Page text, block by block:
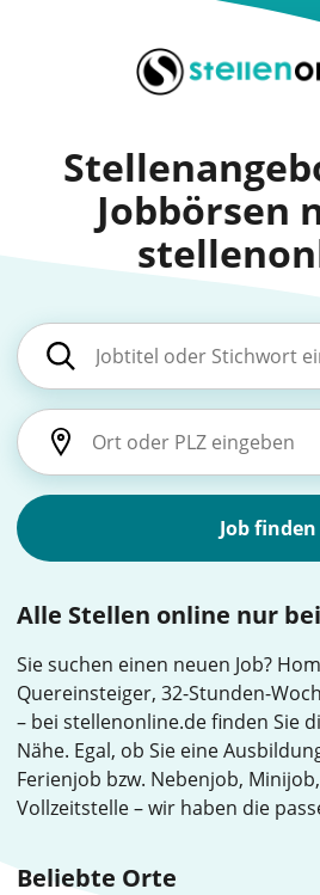
Jobbörsen
Job finden
Alle Stellen online nur
Sie suchen einen neuen Job?
Quereinsteiger, 32-Stunden-
– bei stellenonline.de finden Sie
Nähe. Egal, ob Sie eine
Ferienjob bzw. Nebenjob,
Vollzeitstelle – wir haben die
Beliebte Orte